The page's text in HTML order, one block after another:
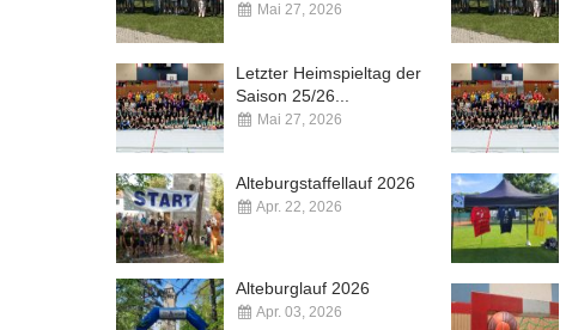
Mai 27, 2026
Letzter Heimspieltag der
Saison 25/26...
Mai 27, 2026
Alteburgstaffellauf 2026
Apr. 22, 2026
Alteburglauf 2026
Apr. 03, 2026